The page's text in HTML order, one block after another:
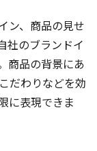
ン、商品の見せ
社のブランドイ
商品の背景にあ
だわりなどを効
に表現できま